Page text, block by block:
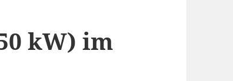
kW) im